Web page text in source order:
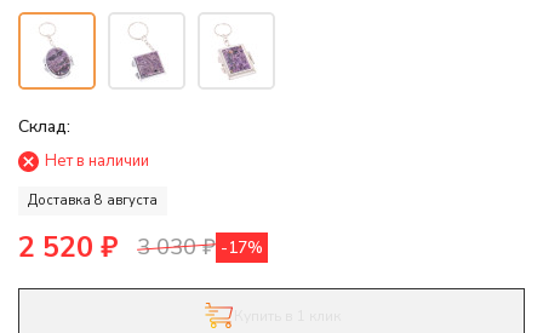
Склад:
Нет в наличии
Доставка 8 августа
2 520 ₽ 3 030₽ -17%